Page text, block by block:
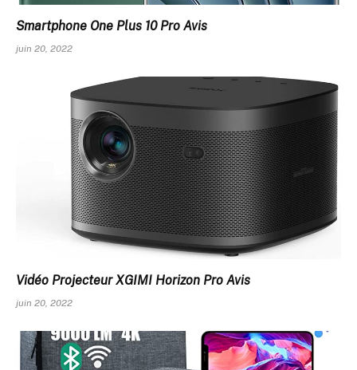
Smartphone One Plus 10 Pro Avis
juin 20, 2022
Vidéo Projecteur XGIMI Horizon Pro Avis
juin 20, 2022